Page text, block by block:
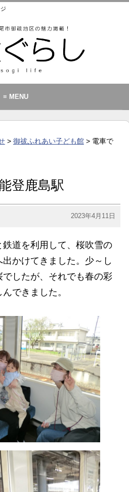
≡ MENU
暮らし
> 御祓ふれあい子ども館> 電車で
登鹿島駅
2023年4月11日
道を利用して、桜吹雪の
かけてきました。少～し
したが、それでも春の彩
できました。